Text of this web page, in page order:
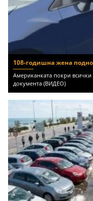
108-годишна жена
Американката покри
документа (ВИДЕО)